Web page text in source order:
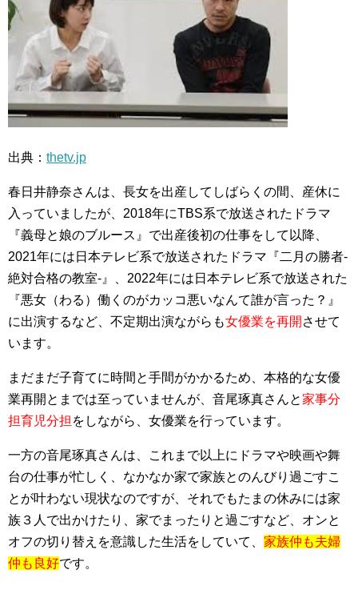
出典： thetv.jp
春日井静奈さんは、長女を出産してしばらくの間、産休に
入っていましたが、2018年にTBS系で放送されたドラマ
『義母と娘のブルース』で出産後初の仕事をして以降、
2021年には日本テレビ系で放送されたドラマ『二月の勝者-
絶対合格の教室-』、2022年には日本テレビ系で放送された
『悪女（わる）働くのがカッコ悪いなんて誰が言った？』
に出演するなど、不定期出演ながらも女優業を再開 させて
います。
まだまだ子育てに時間と手間がかかるため、本格的な女優
業再開とまでは至っていませんが、音尾琢真さんと家事分
担育児分担 をしながら、女優業を行っています。
一方の音尾琢真さんは、これまで以上にドラマや映画や舞
台の仕事が忙しく、なかなか家で家族とのんびり過ごすこ
とが叶わない現状なのですが、それでもたまの休みには家
族３人で出かけたり、家でまったりと過ごすなど、オンと
オフの切り替えを意識した生活をしていて、 家族仲も夫婦
仲も良好です。